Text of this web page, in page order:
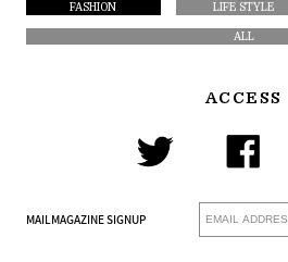
FASHION LIFE STYLE
ALL
ACCESS
MAILMAGAZINE SIGNUP